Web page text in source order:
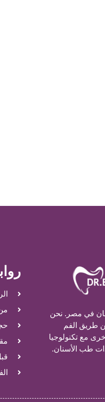
في مصر. نحن
طريق الفم
مع تكنولوجيا
طب الأسنان.